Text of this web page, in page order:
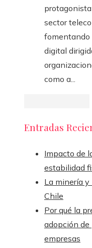
sector
fomentando
digital
como a...
Entradas
Impacto de
estabilidad
La minería
Chile
Por qué la
adopción de
empresas